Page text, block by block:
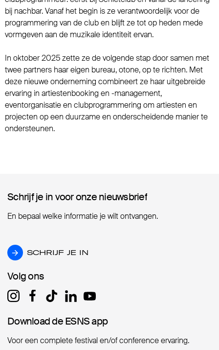
bij nachbar. Vanaf het begin is ze verantwoordelijk voor de
programmering van de club en blijft ze tot op heden mede
vormgeven aan de muzikale identiteit ervan.
In oktober 2025 zette ze de volgende stap door samen met
twee partners haar eigen bureau, otone, op te richten. Met
deze nieuwe onderneming combineert ze haar uitgebreide
ervaring in artiestenbooking en -management,
eventorganisatie en clubprogrammering om artiesten en
projecten op een duurzame en onderscheidende manier te
ondersteunen.
Schrijf je in voor onze nieuwsbrief
Schrijf je in voor onze nieuwsbrief
En bepaal welke informatie je wilt ontvangen.
SCHRIJF JE IN
SCHRIJF JE IN
Volg ons
Volg ons
Download de ESNS app
Download de ESNS app
Voor een complete festival en/of conference ervaring.